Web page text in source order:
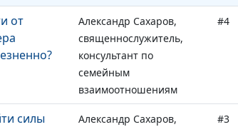
от
Александр Сахаров,
священнослужитель,
консультант по
семейным
взаимоотношениям
#4
силы
Александр Сахаров,
#3